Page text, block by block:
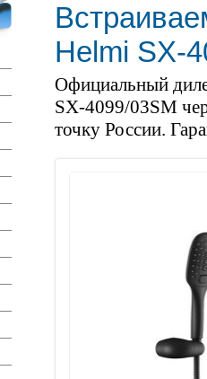
Helmi SX-
Официальный
SX-4099/03SM
точку России.